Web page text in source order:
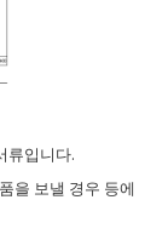
류입니다.
을 보낼 경우 등에